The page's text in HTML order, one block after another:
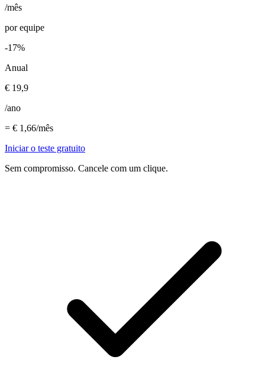
/mês
por equipe
-17%
Anual
€ 19,9
/ano
= € 1,66/mês
Iniciar o teste gratuito
Sem compromisso. Cancele com um clique.